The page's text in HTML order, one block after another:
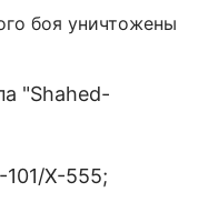
боя уничтожены
"Shahed-
101/Х-555;